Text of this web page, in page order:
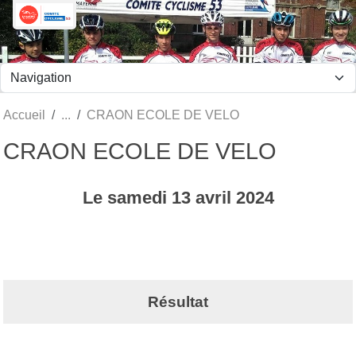
Accueil CRAON ECOLE DE VELO
CRAON ECOLE DE VELO
Le samedi 13 avril 2024
Résultat
Panneau de gestion des cookies